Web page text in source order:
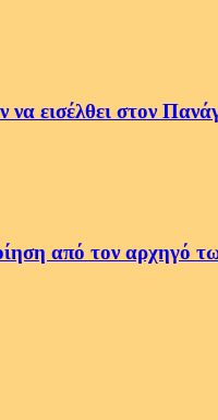
εισέλθει στον
από τον αρχηγό